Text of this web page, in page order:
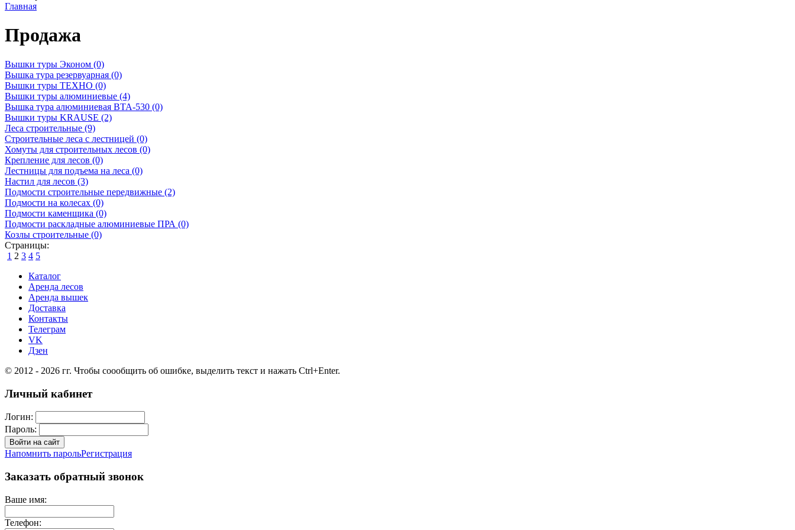
Главная
Продажа
Вышки туры Эконом (0)
Вышка тура резервуарная (0)
Вышки туры ТЕХНО (0)
Вышки туры алюминиевые (4)
Вышка тура алюминиевая ВТА-530 (0)
Вышки туры KRAUSE (2)
Леса строительные (9)
Строительные леса с лестницей (0)
Хомуты для строительных лесов (0)
Крепление для лесов (0)
Лестницы для подъема на леса (0)
Настил для лесов (3)
Подмости строительные передвижные (2)
Подмости на колесах (0)
Подмости каменщика (0)
Подмости раскладные алюминиевые ПРА (0)
Козлы строительные (0)
Страницы:
1 2 3 4 5
Каталог
Аренда лесов
Аренда вышек
Доставка
Контакты
Телеграм
VK
Дзен
© 2012 - 2026 гг. Чтобы соообщить об ошибке, выделить текст и нажать Ctrl+Enter.
Личный кабинет
Логин:
Пароль:
Войти на сайт
Напомнить парольРегистрация
Заказать обратный звонок
Ваше имя:
Телефон: